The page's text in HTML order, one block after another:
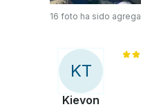
16 foto ha sido
KT
Kievon